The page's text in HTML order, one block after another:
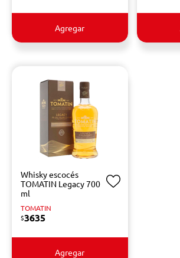
Agregar
Whisky escocés
TOMATIN Legacy 700
ml
TOMATIN
$3635
Agregar